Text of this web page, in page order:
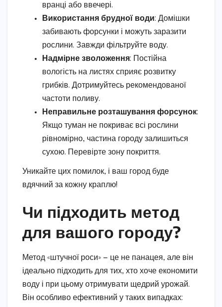
вранці або ввечері.
Використання брудної води: Домішки
забивають форсунки і можуть заразити
рослини. Завжди фільтруйте воду.
Надмірне зволоження: Постійна
вологість на листях сприяє розвитку
грибків. Дотримуйтесь рекомендованої
частоти поливу.
Неправильне розташування форсунок:
Якщо туман не покриває всі рослини
рівномірно, частина городу залишиться
сухою. Перевірте зону покриття.
Уникайте цих помилок, і ваш город буде
вдячний за кожну краплю!
Чи підходить метод
для вашого городу?
Метод «штучної роси» — це не панацея, але він
ідеально підходить для тих, хто хоче економити
воду і при цьому отримувати щедрий урожай.
Він особливо ефективний у таких випадках: